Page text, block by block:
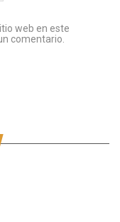
web en este
comentario.